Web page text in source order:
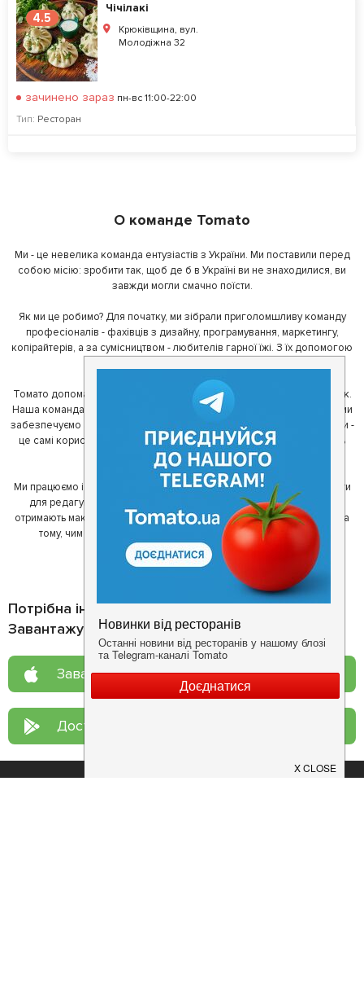
4.5
Чiчiлакi
Крюківщина, вул.
Молодіжна 32
зачинено зараз пн-вс 11:00-22:00
Тип: Ресторан
О команде Tomato
Ми - це невелика команда ентузіастів з України. Ми поставили перед
собою місію: зробити так, щоб де б в Україні ви не знаходилися, ви
завжди могли смачно поїсти.
Як ми це робимо? Для початку, ми зібрали приголомшливу команду
професіоналів - фахівців з дизайну, програмування, маркетингу,
копірайтерів, а за сумісництвом - любителів гарної їжі. З їх допомогою
Томато допомагає своїм користувачам знайти цікаві місця неподалік.
Наша команда регулярно зв'язується з ресторанами - таким чином ми
забезпечуємо актуальність інформації. Друга частина нашої команди -
це самі користувачі, які діляться своїми враженнями і допомагають
один одному у виборі кращих місць.
Ми працюємо і з ресторанами. Для них ми надаємо зручні інструменти
для редагування інформації про себе - в результаті відвідувачі
отримають максимум інформації, а ресторан зможе зосередитися на
тому, чим він любить займатися більше всього - смачній їжі.
Потрібна інформація про заклад?
Завантажуйте додаток!
Завантажте у App Store
Доступно у